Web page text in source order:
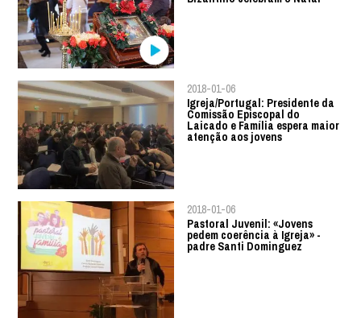
2018-01-06
Igreja/Portugal: Presidente da
Comissão Episcopal do
Laicado e Família espera maior
atenção aos jovens
2018-01-06
Pastoral Juvenil: «Jovens
pedem coerência à Igreja» -
padre Santi Dominguez